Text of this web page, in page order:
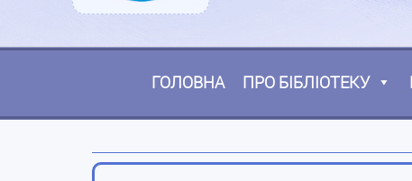
ГОЛОВНА ПРО БІБЛІОТЕКУ